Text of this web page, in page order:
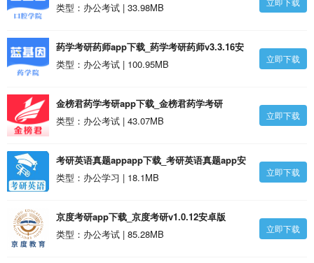
类型：办公考试 | 33.98MB
药学考研药师app下载_药学考研药师v3.3.16安
卓版
类型：办公考试 | 100.95MB 立即下载
金榜君药学考研app下载_金榜君药学考研
v1.0.16安卓版
类型：办公考试 | 43.07MB 立即下载
考研英语真题appapp下载_考研英语真题app安
卓版
类型：办公学习 | 18.1MB 立即下载
京度考研app下载_京度考研v1.0.12安卓版
类型：办公考试 | 85.28MB
立即下载